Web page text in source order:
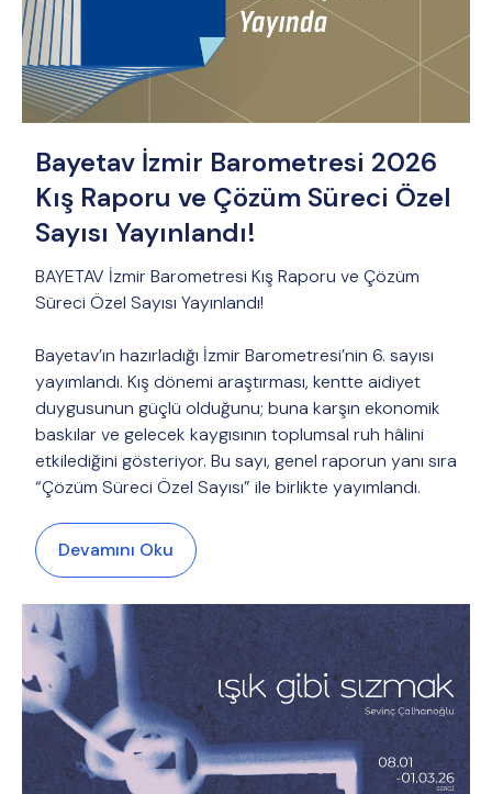
Bayetav İzmir Barometresi 2026
Kış Raporu ve Çözüm Süreci Özel
Sayısı Yayınlandı!
BAYETAV İzmir Barometresi Kış Raporu ve Çözüm
Süreci Özel Sayısı Yayınlandı!
Bayetav’ın hazırladığı İzmir Barometresi’nin 6. sayısı
yayımlandı. Kış dönemi araştırması, kentte aidiyet
duygusunun güçlü olduğunu; buna karşın ekonomik
baskılar ve gelecek kaygısının toplumsal ruh hâlini
etkilediğini gösteriyor. Bu sayı, genel raporun yanı sıra
“Çözüm Süreci Özel Sayısı” ile birlikte yayımlandı.
Devamını Oku